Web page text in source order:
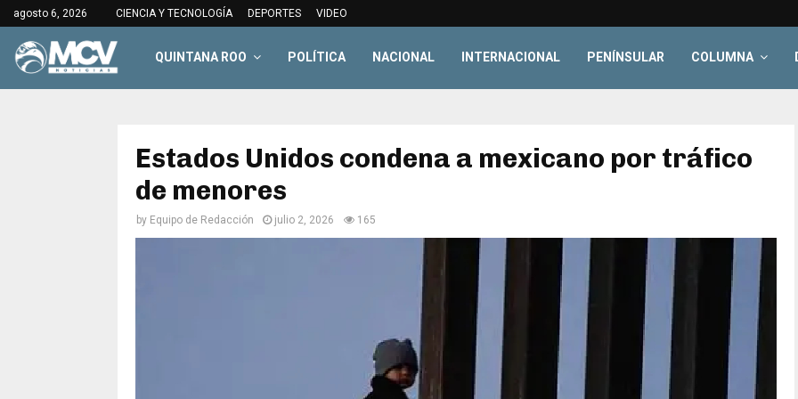
agosto 6, 2026 CIENCIA Y TECNOLOGÍA DEPORTES VIDEO
QUINTANA ROO POLÍTICA NACIONAL INTERNACIONAL PENÍNSULAR COLUMNA
Estados Unidos condena a mexicano por tráfico
de menores
by Equipo de Redacción julio 2, 2026 165